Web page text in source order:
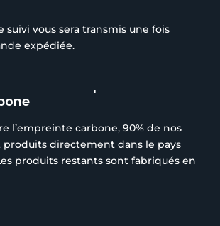
suivi vous sera transmis une fois
expédiée.
de l’empreinte
l’empreinte carbone, 90% de nos
produits directement dans le pays
produits restants sont fabriqués en